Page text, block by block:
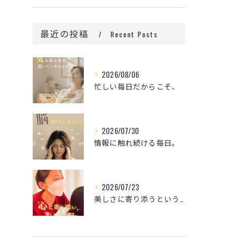
最近の投稿 Recent Posts
2026/08/06
忙しい毎日だからこそ、
2026/07/30
情報に触れ続ける毎日。
2026/07/23
美しさに寄り添うということ。